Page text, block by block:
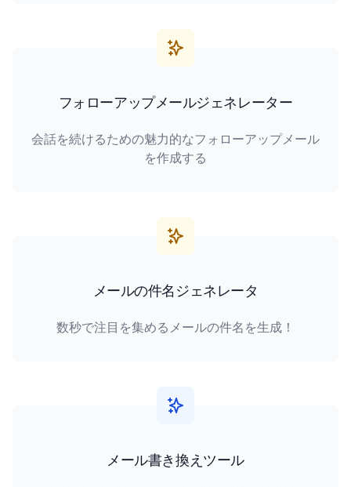
フォローアップメールジェネレーター
会話を続けるための魅力的なフォローアップメール
を作成する
メールの件名ジェネレータ
数秒で注目を集めるメールの件名を生成！
メール書き換えツール